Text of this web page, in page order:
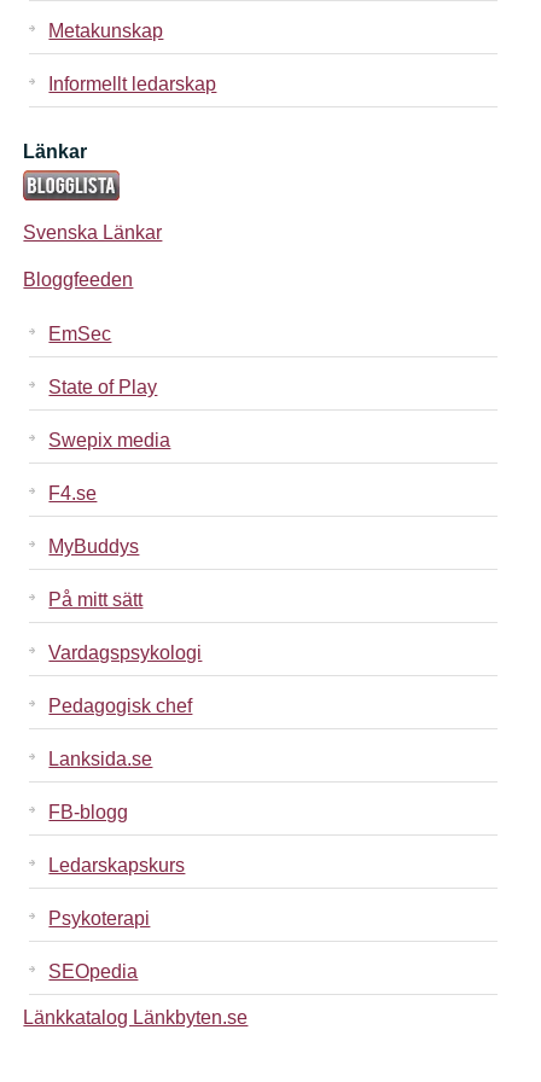
Metakunskap
Informellt ledarskap
Länkar
Svenska Länkar
Bloggfeeden
EmSec
State of Play
Swepix media
F4.se
MyBuddys
På mitt sätt
Vardagspsykologi
Pedagogisk chef
Lanksida.se
FB-blogg
Ledarskapskurs
Psykoterapi
SEOpedia
Länkkatalog Länkbyten.se